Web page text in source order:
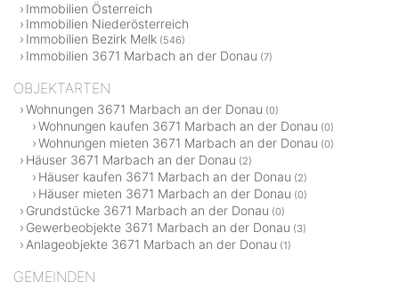
Immobilien Österreich
Immobilien Niederösterreich
Immobilien Bezirk Melk (546)
Immobilien 3671 Marbach an der Donau (7)
OBJEKTARTEN
Wohnungen 3671 Marbach an der Donau (0)
Wohnungen kaufen 3671 Marbach an der Donau (0)
Wohnungen mieten 3671 Marbach an der Donau (0)
Häuser 3671 Marbach an der Donau (2)
Häuser kaufen 3671 Marbach an der Donau (2)
Häuser mieten 3671 Marbach an der Donau (0)
Grundstücke 3671 Marbach an der Donau (0)
Gewerbeobjekte 3671 Marbach an der Donau (3)
Anlageobjekte 3671 Marbach an der Donau (1)
GEMEINDEN